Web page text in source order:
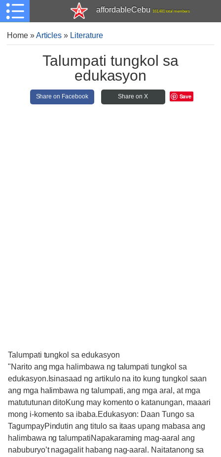
affordableCebu 161,481 total members
Home»Articles » Literature
Talumpati tungkol sa
edukasyon
Share on Facebook Share on X Save
Talumpati tungkol sa edukasyon
"Narito ang mga halimbawa ng talumpati tungkol sa
edukasyon.Isinasaad ng artikulo na ito kung tungkol saan
ang mga halimbawa ng talumpati, ang mga aral, at mga
matututunan ditoKung may komento o katanungan, maaari
mong i-komento sa ibaba.Edukasyon: Daan Tungo sa
TagumpayPindutin ang titulo sa itaas upang mabasa ang
halimbawa ng talumpatiNapakaraming mag-aaral ang
nabuburyo’t nagagalit habang nag-aaral. Naitatanong sa